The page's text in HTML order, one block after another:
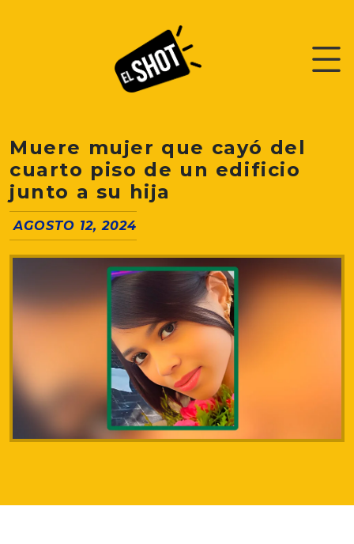
Muere mujer que cayó del
cuarto piso de un edificio
junto a su hija
AGOSTO 12, 2024